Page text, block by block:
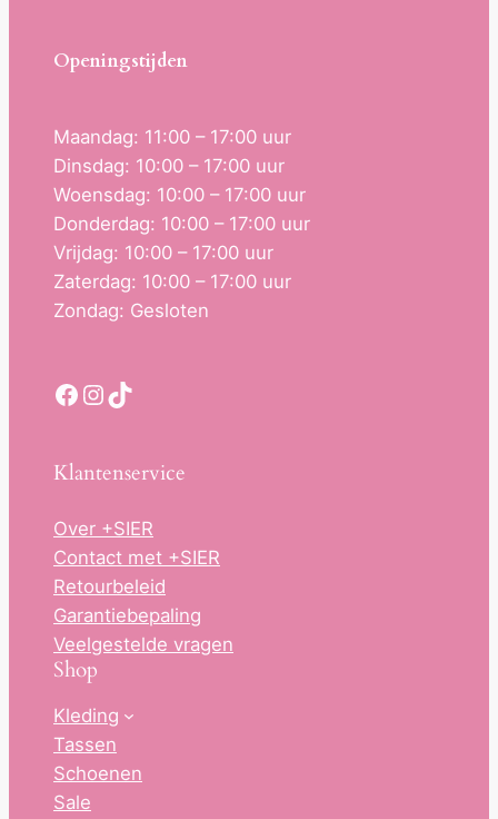
Openingstijden
Maandag: 11:00 – 17:00 uur
Dinsdag: 10:00 – 17:00 uur
Woensdag: 10:00 – 17:00 uur
Donderdag: 10:00 – 17:00 uur
Vrijdag: 10:00 – 17:00 uur
Zaterdag: 10:00 – 17:00 uur
Zondag: Gesloten
Facebook InstagramTikTok
Klantenservice
Over +SIER
Contact met +SIER
Retourbeleid
Garantiebepaling
Veelgestelde vragen
Shop
Kleding
Tassen
Schoenen
Sale